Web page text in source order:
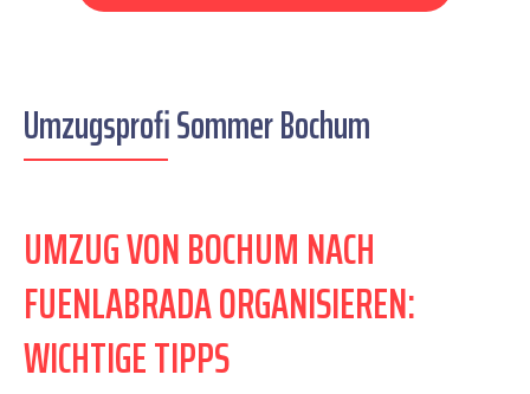
Umzugsprofi Sommer Bochum
UMZUG VON BOCHUM NACH
FUENLABRADA ORGANISIEREN:
WICHTIGE TIPPS